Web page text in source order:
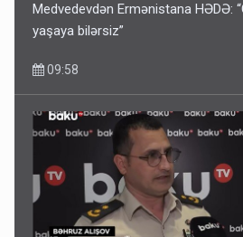
Medvedevdən Ermənistana HƏDƏ:
yaşaya bilərsiz”
09:58